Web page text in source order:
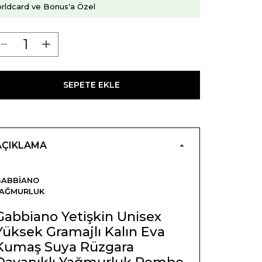
ve Bonus'a Özel
SEPETE EKLE
Yetişkin Unisex
Gramajlı Kalın Eva
Suya Rüzgara